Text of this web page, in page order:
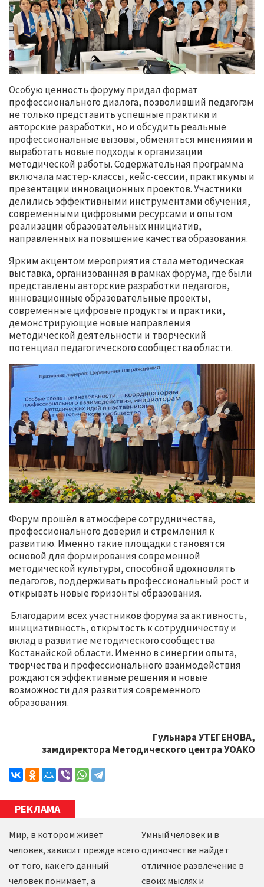
Особую ценность форуму придал формат
профессионального диалога, позволивший педагогам
не только представить успешные практики и
авторские разработки, но и обсудить реальные
профессиональные вызовы, обменяться мнениями и
выработать новые подходы к организации
методической работы. Содержательная программа
включала мастер-классы, кейс-сессии, практикумы и
презентации инновационных проектов. Участники
делились эффективными инструментами обучения,
современными цифровыми ресурсами и опытом
реализации образовательных инициатив,
направленных на повышение качества образования.
Ярким акцентом мероприятия стала методическая
выставка, организованная в рамках форума, где были
представлены авторские разработки педагогов,
инновационные образовательные проекты,
современные цифровые продукты и практики,
демонстрирующие новые направления
методической деятельности и творческий
потенциал педагогического сообщества области.
Форум прошёл в атмосфере сотрудничества,
профессионального доверия и стремления к
развитию. Именно такие площадки становятся
основой для формирования современной
методической культуры, способной вдохновлять
педагогов, поддерживать профессиональный рост и
открывать новые горизонты образования.
Благодарим всех участников форума за активность,
инициативность, открытость к сотрудничеству и
вклад в развитие методического сообщества
Костанайской области. Именно в синергии опыта,
творчества и профессионального взаимодействия
рождаются эффективные решения и новые
возможности для развития современного
образования.
Гульнара УТЕГЕНОВА,
замдиректора Методического центра УОАКО
РЕКЛАМА
Мир, в котором живет
человек, зависит прежде всего
от того, как его данный
человек понимает, а
Умный человек и в
одиночестве найдёт
отличное развлечение в
своих мыслях и